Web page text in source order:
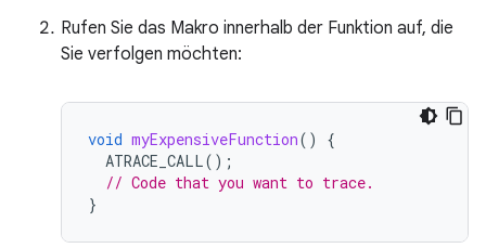
Rufen Sie das Makro innerhalb der Funktion auf, die
Sie verfolgen möchten:
void myExpensiveFunction()
{
ATRACE_CALL();
// Code that you want to trace.
}